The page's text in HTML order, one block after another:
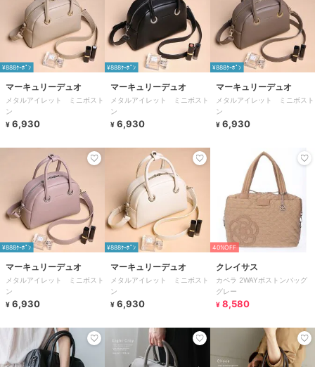
¥888ｸｰﾎﾟﾝ
マーキュリーデュオ
メタルアイレット ミニボスト
ン
¥ 6,930
¥888ｸｰﾎﾟﾝ
マーキュリーデュオ
メタルアイレット ミニボスト
ン
¥ 6,930
¥888ｸｰﾎﾟﾝ
マーキュリーデュオ
メタルアイレット ミニボスト
ン
¥ 6,930
¥888ｸｰﾎﾟﾝ
マーキュリーデュオ
メタルアイレット ミニボスト
ン
¥ 6,930
¥888ｸｰﾎﾟﾝ
マーキュリーデュオ
メタルアイレット ミニボスト
ン
¥ 6,930
40%OFF
クレイサス
カペラ 2WAYボストンバッグ
グレー
¥ 8,580